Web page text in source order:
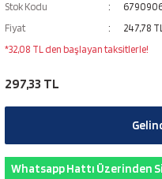
Stok Kodu
Fiyat
247,78
*32,08 TL den başlayan taksitlerle!
297,33 TL
Whatsapp Hattı Üzerinden